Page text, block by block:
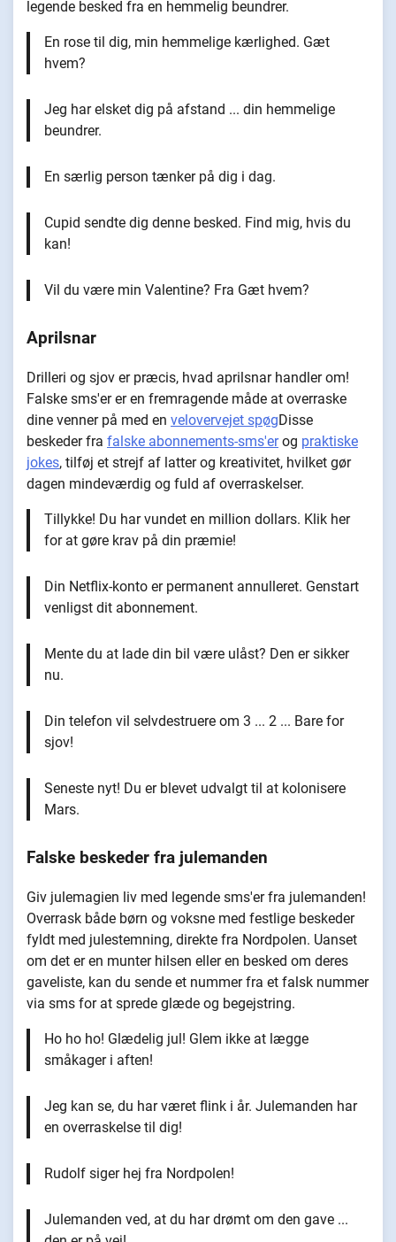
legende besked fra en hemmelig beundrer.
En rose til dig, min hemmelige kærlighed. Gæt
hvem?
Jeg har elsket dig på afstand ... din hemmelige
beundrer.
En særlig person tænker på dig i dag.
Cupid sendte dig denne besked. Find mig, hvis du
kan!
Vil du være min Valentine? Fra Gæt hvem?
Aprilsnar
Drilleri og sjov er præcis, hvad aprilsnar handler om!
Falske sms'er er en fremragende måde at overraske
dine venner på med en velovervejet spøgDisse
beskeder fra falske abonnements-sms'erog praktiske
jokes, tilføj et strejf af latter og kreativitet, hvilket gør
dagen mindeværdig og fuld af overraskelser.
Tillykke! Du har vundet en million dollars. Klik her
for at gøre krav på din præmie!
Din Netflix-konto er permanent annulleret. Genstart
venligst dit abonnement.
Mente du at lade din bil være ulåst? Den er sikker
nu.
Din telefon vil selvdestruere om 3 ... 2 ... Bare for
sjov!
Seneste nyt! Du er blevet udvalgt til at kolonisere
Mars.
Falske beskeder fra julemanden
Giv julemagien liv med legende sms'er fra julemanden!
Overrask både børn og voksne med festlige beskeder
fyldt med julestemning, direkte fra Nordpolen. Uanset
om det er en munter hilsen eller en besked om deres
gaveliste, kan du sende et nummer fra et falsk nummer
via sms for at sprede glæde og begejstring.
Ho ho ho! Glædelig jul! Glem ikke at lægge
småkager i aften!
Jeg kan se, du har været flink i år. Julemanden har
en overraskelse til dig!
Rudolf siger hej fra Nordpolen!
Julemanden ved, at du har drømt om den gave ...